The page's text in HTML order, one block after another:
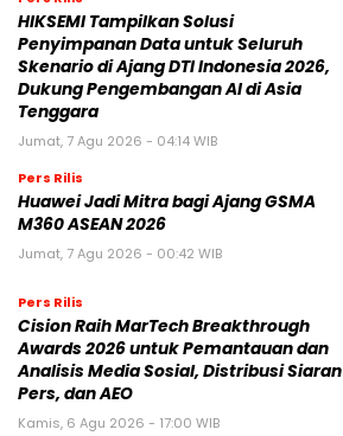
HIKSEMI Tampilkan Solusi
Penyimpanan Data untuk Seluruh
Skenario di Ajang DTI Indonesia 2026,
Dukung Pengembangan AI di Asia
Tenggara
Jumat, 7 Agu 2026 - 04:14 WIB
Pers Rilis
Huawei Jadi Mitra bagi Ajang GSMA
M360 ASEAN 2026
Jumat, 7 Agu 2026 - 00:42 WIB
Pers Rilis
Cision Raih MarTech Breakthrough
Awards 2026 untuk Pemantauan dan
Analisis Media Sosial, Distribusi Siaran
Pers, dan AEO
Kamis, 6 Agu 2026 - 17:00 WIB